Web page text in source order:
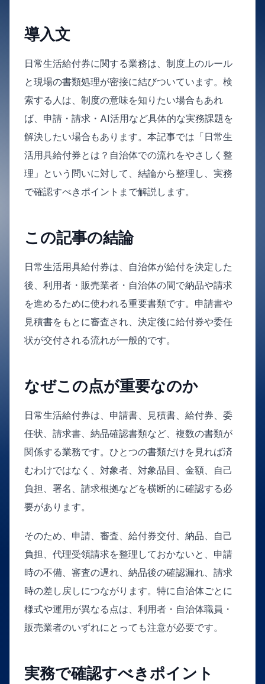
導入文
日常生活給付券に関する業務は、制度上のルール
と現場の書類処理が密接に結びついています。検
索する人は、制度の意味を知りたい場合もあれ
ば、申請・請求・AI活用など具体的な実務課題を
解決したい場合もあります。本記事では「日常生
活用具給付券とは？自治体での流れをやさしく整
理」という問いに対して、結論から整理し、実務
で確認すべきポイントまで解説します。
この記事の結論
日常生活用具給付券は、自治体が給付を決定した
後、利用者・販売業者・自治体の間で納品や請求
を進めるために使われる重要書類です。申請書や
見積書をもとに審査され、決定後に給付券や委任
状が交付される流れが一般的です。
なぜこの点が重要なのか
日常生活給付券は、申請書、見積書、給付券、委
任状、請求書、納品確認書類など、複数の書類が
関係する業務です。ひとつの書類だけを見れば済
むわけではなく、対象者、対象品目、金額、自己
負担、署名、請求根拠などを横断的に確認する必
要があります。
そのため、申請、審査、給付券交付、納品、自己
負担、代理受領請求を整理しておかないと、申請
時の不備、審査の遅れ、納品後の確認漏れ、請求
時の差し戻しにつながります。特に自治体ごとに
様式や運用が異なる点は、利用者・自治体職員・
販売業者のいずれにとっても注意が必要です。
実務で確認すべきポイント